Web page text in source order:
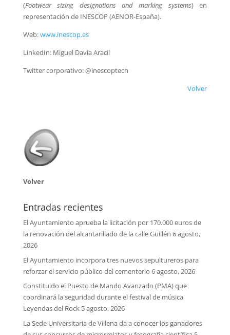
(Footwear sizing designations and marking systems) en
representación de INESCOP (AENOR-España).
Web:www.inescop.es
LinkedIn: Miguel Davia Aracil
Twitter corporativo: @inescoptech
Volver
Volver
Entradas recientes
El Ayuntamiento aprueba la licitación por 170.000 euros de
la renovación del alcantarillado de la calle Guillén 6 agosto,
2026
El Ayuntamiento incorpora tres nuevos sepultureros para
reforzar el servicio público del cementerio 6 agosto, 2026
Constituido el Puesto de Mando Avanzado (PMA) que
coordinará la seguridad durante el festival de música
Leyendas del Rock 5 agosto, 2026
La Sede Universitaria de Villena da a conocer los ganadores